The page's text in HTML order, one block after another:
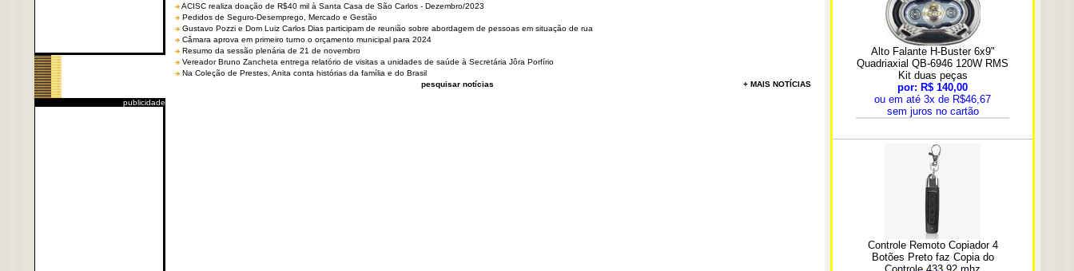
publicidade
ACISC realiza doação de R$40 mil à Santa Casa de São Carlos - Dezembro/2023
Pedidos de Seguro-Desemprego, Mercado e Gestão
Gustavo Pozzi e Dom Luiz Carlos Dias participam de reunião sobre abordagem de pessoas em situação de rua
Câmara aprova em primeiro turno o orçamento municipal para 2024
Resumo da sessão plenária de 21 de novembro
Vereador Bruno Zancheta entrega relatório de visitas a unidades de saúde à Secretária Jôra Porfírio
Na Coleção de Prestes, Anita conta histórias da família e do Brasil
pesquisar notícias
+ MAIS NOTÍCIAS